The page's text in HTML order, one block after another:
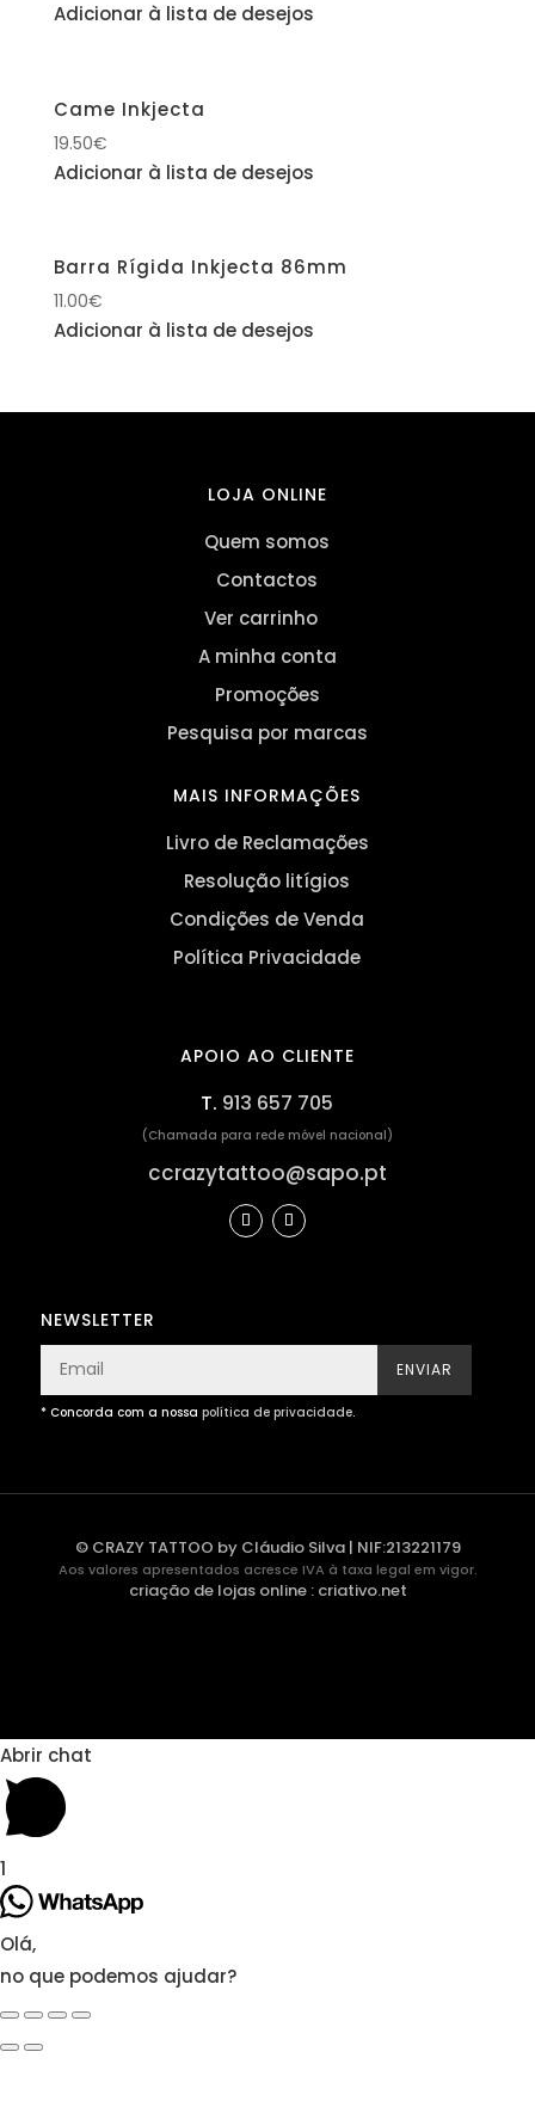
Adicionar à lista de desejos
Came Inkjecta
19.50€
Adicionar à lista de desejos
Barra Rígida Inkjecta 86mm
11.00€
Adicionar à lista de desejos
LOJA ONLINE
Quem somos
Contactos
Ver carrinho
A minha conta
Promoções
Pesquisa por marcas
MAIS INFORMAÇÕES
Livro de Reclamações
Resolução litígios
Condições de Venda
Política Privacidade
APOIO AO CLIENTE
T. 913 657 705
(Chamada para rede móvel nacional)
ccrazytattoo@sapo.pt
NEWSLETTER
ENVIAR
* Concorda com a nossa política de privacidade.
© CRAZY TATTOO by Cláudio Silva | NIF:213221179
Aos valores apresentados acresce IVA à taxa legal em vigor.
criação de lojas online: criativo.net
Abrir chat
1
Olá,
no que podemos ajudar?